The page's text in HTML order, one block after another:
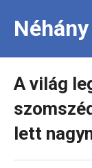
A világ
lett